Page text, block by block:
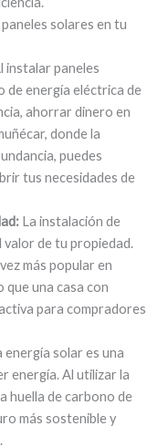
solares en tu
instalar paneles
de energía eléctrica de
ahorrar dinero en
donde la
puedes
tus necesidades de
La instalación de
valor de tu propiedad.
más popular en
que una casa con
para compradores
energía solar es una
energía. Al utilizar la
huella de carbono de
más sostenible y